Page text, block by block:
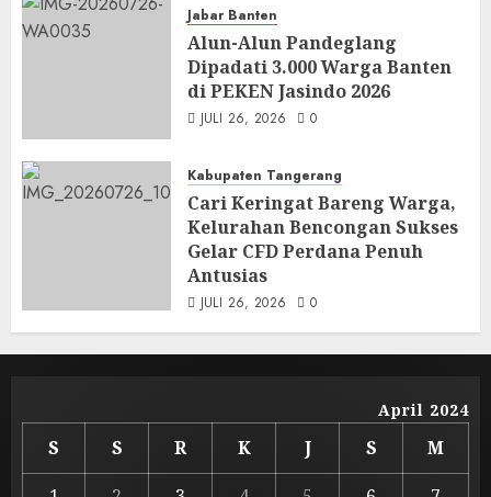
Jabar Banten
Alun-Alun Pandeglang
Dipadati 3.000 Warga Banten
di PEKEN Jasindo 2026
JULI 26, 2026 0
Kabupaten Tangerang
Cari Keringat Bareng Warga,
Kelurahan Bencongan Sukses
Gelar CFD Perdana Penuh
Antusias
JULI 26, 2026 0
April 2024
S S R K J S
M